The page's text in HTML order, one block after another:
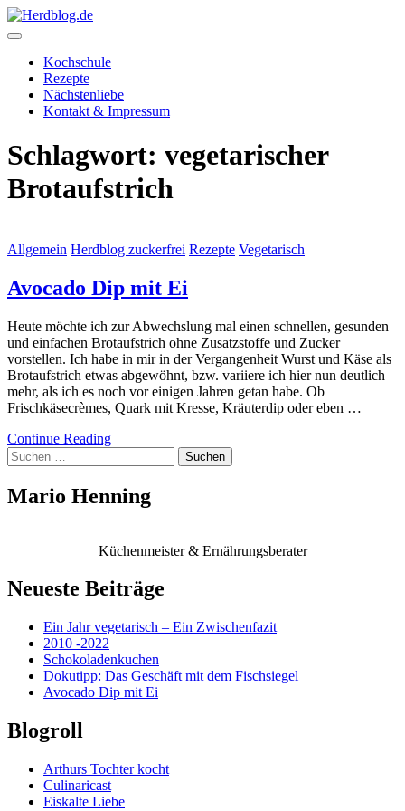
Skip
to
Herdblog.de
Kochschule
Rezepte
Nächstenliebe
Kontakt & Impressum
Schlagwort: vegetarischer
Brotaufstrich
Allgemein Herdblog zuckerfrei Rezepte Vegetarisch
Avocado Dip mit Ei
Heute möchte ich zur Abwechslung mal einen schnellen, gesunden
und einfachen Brotaufstrich ohne Zusatzstoffe und Zucker
vorstellen. Ich habe in mir in der Vergangenheit Wurst und Käse als
Brotaufstrich etwas abgewöhnt, bzw. variiere ich hier nun deutlich
mehr, als ich es noch vor einigen Jahren getan habe. Ob
Frischkäsecrèmes, Quark mit Kresse, Kräuterdip oder eben …
Continue Reading
Suchen
nach:
Mario Henning
Küchenmeister & Ernährungsberater
Neueste Beiträge
Ein Jahr vegetarisch – Ein Zwischenfazit
2010 -2022
Schokoladenkuchen
Dokutipp: Das Geschäft mit dem Fischsiegel
Avocado Dip mit Ei
Blogroll
Arthurs Tochter kocht
Culinaricast
Eiskalte Liebe